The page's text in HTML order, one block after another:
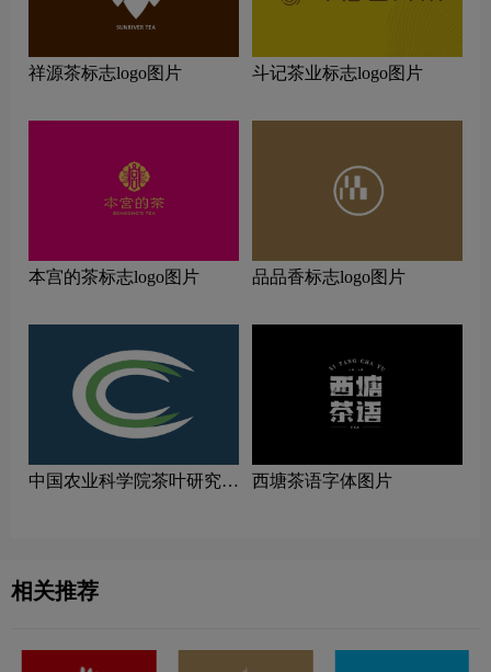
祥源茶标志logo图片 斗记茶业标志logo图片
本宫的茶标志logo图片 品品香标志logo图片
中国农业科学院茶叶研究所
西塘茶语字体图片
相关推荐